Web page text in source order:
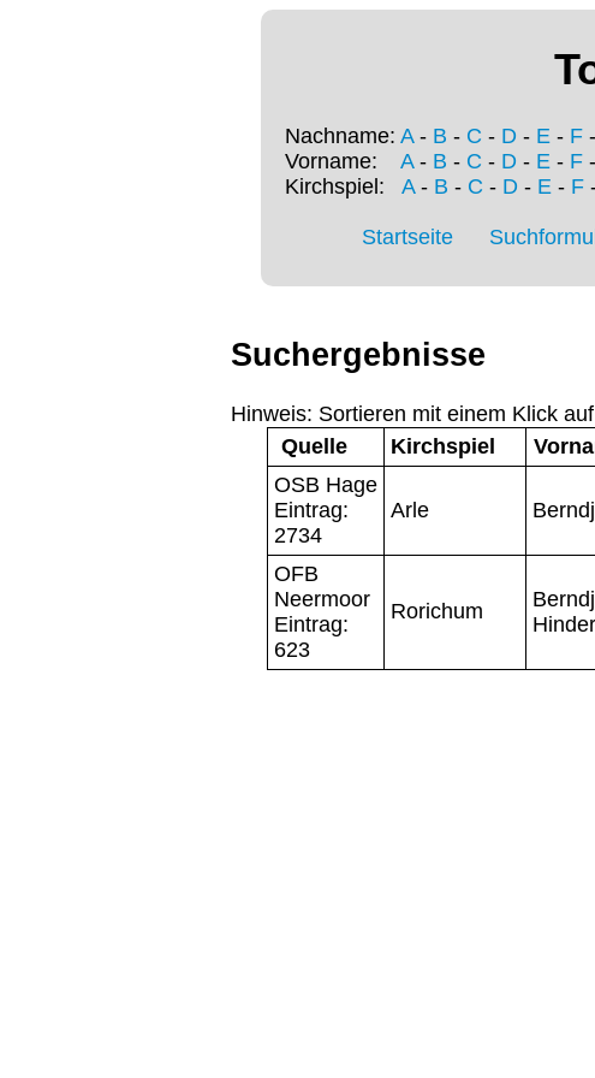
Nachname: A- B - C - D - E - F -
Vorname: A- B - C - D - E - F -
Kirchspiel: A- B - C - D- E- F
Startseite
Suchergebnisse
Hinweis: Sortieren mit einem Klick
Quelle
Kirchspiel
OSB Hage
Eintrag:
2734
Arle
OFB
Neermoor
Eintrag:
623
Rorichum